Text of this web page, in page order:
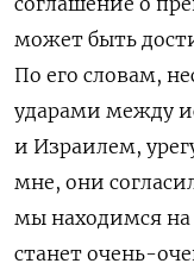
может быть
По его словам,
ударами между
и Израилем,
мне, они
мы находимся на
станет очень-